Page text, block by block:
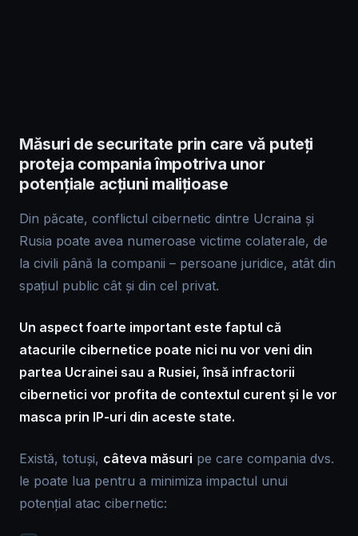
Măsuri de securitate prin care vă puteți
proteja compania împotriva unor
potențiale acțiuni malițioase
Din păcate, conflictul cibernetic dintre Ucraina și
Rusia poate avea numeroase victime colaterale, de
la civili până la companii – persoane juridice, atât din
spațiul public cât și din cel privat.
Un aspect foarte important este faptul că
atacurile cibernetice poate nici nu vor veni din
partea Ucrainei sau a Rusiei, însă infractorii
cibernetici vor profita de contextul curent și le vor
masca prin IP-uri din aceste state.
Există, totuși, câteva măsuri pe care compania dvs.
le poate lua pentru a minimiza impactul unui
potențial atac cibernetic: